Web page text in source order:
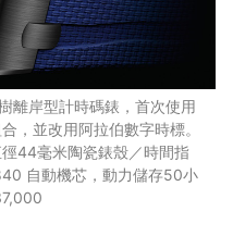
離岸型計時碼錶，首次使用
，並改用阿拉伯數字時標。
44毫米陶瓷錶殼／時間指
自動機芯，動力儲存50小